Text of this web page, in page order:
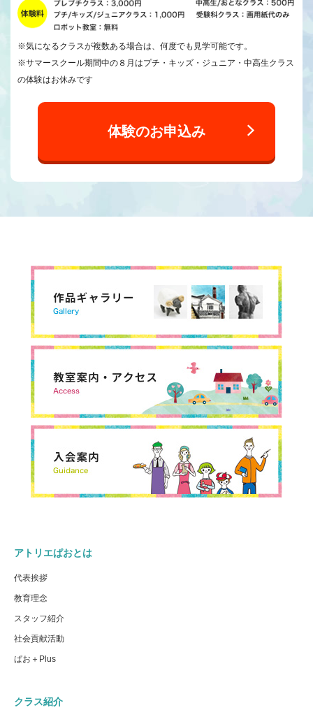
※気になるクラスが複数ある場合は、何度でも見学可能です。
※サマースクール期間中の８月はプチ・キッズ・ジュニア・中高生クラス
の体験はお休みです
体験のお申込み
アトリエぱおとは
代表挨拶
教育理念
スタッフ紹介
社会貢献活動
ぱお＋Plus
クラス紹介